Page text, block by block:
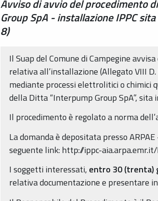
Avviso di avvio del procedimento
Group SpA - installazione IPPC
8)
Il Suap del Comune di Campegine
relativa all’installazione (Allegato VIII
mediante processi elettrolitici o chimici
della Ditta “Interpump Group SpA”,
Il procedimento è regolato a norma
La domanda è depositata presso
seguente link: http://ippc-
I soggetti interessati, entro 30 (trenta)
relativa documentazione e presentare